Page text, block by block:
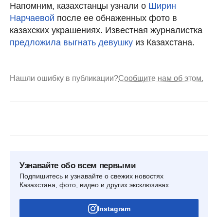
Напомним, казахстанцы узнали о Ширин
Нарчаевой после ее обнаженных фото в
казахских украшениях. Известная журналистка
предложила выгнать девушку из Казахстана.
Нашли ошибку в публикации?Сообщите нам об этом.
Узнавайте обо всем первыми
Подпишитесь и узнавайте о свежих новостях
Казахстана, фото, видео и других эксклюзивах
Instagram